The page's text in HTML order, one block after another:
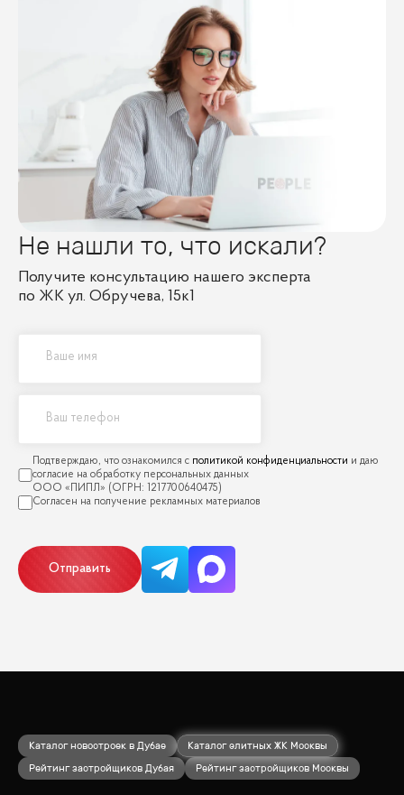
Не нашли то, что искали?
Получите консультацию нашего эксперта
по ЖК ул. Обручева, 15к1
политикой конфиденциальности
Отправить
Каталог новостроек в Дубае
Каталог элитных ЖК Москвы
Рейтинг застройщиков Дубая
Рейтинг застройщиков Москвы